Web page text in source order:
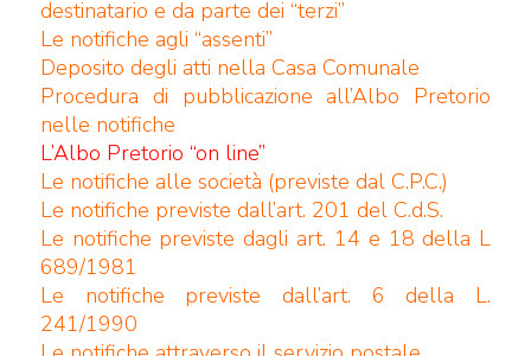
destinatario e da parte dei “terzi”
Le notifiche agli “assenti”
Deposito degli atti nella Casa Comunale
Procedura di pubblicazione all’Albo Pretorio
nelle notifiche
L’Albo Pretorio “on line”
Le notifiche alle società (previste dal C.P.C.)
Le notifiche previste dall’art. 201 del C.d.S.
Le notifiche previste dagli art. 14 e 18 della L
689/1981
Le notifiche previste dall’art. 6 della L.
241/1990